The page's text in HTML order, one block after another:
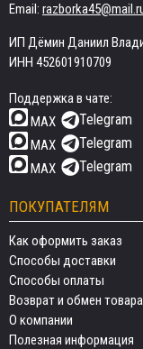
Email:
ИП Дёмин Даниил
ИНН 452601910709
Поддержка в чате:
MAX
Telegram
MAX Telegram
MAX Telegram
ПОКУПАТЕЛЯМ
Как оформить заказ
Способы доставки
Способы оплаты
Возврат и обмен товара
О компании
Полезная информация